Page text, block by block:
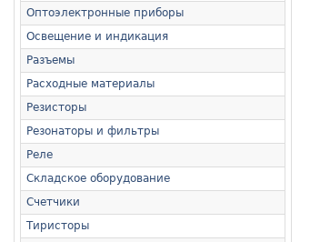
Оптоэлектронные приборы
Освещение и индикация
Разъемы
Расходные материалы
Резисторы
Резонаторы и фильтры
Реле
Складское оборудование
Счетчики
Тиристоры